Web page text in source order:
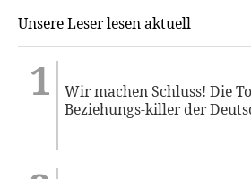
Unsere Leser lesen aktuell
Wir machen Schluss! Die
Beziehungs-killer der